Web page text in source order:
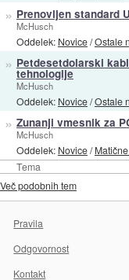
Tema
» Prenovljen standard
McHusch
Oddelek: Novice/Ostale
» Petdesetdolarski
tehnologije
McHusch
Oddelek: Novice/Ostale
» Zunanji vmesnik za
McHusch
Oddelek: Novice/
Več podobnih tem
Pravila
Odgovornost
Kontakt